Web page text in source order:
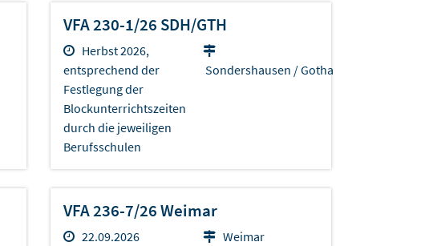
VFA 230-1/26 SDH/GTH
Herbst 2026,
entsprechend der
Festlegung der
Blockunterrichtszeiten
durch die jeweiligen
Berufsschulen
Sondershausen / Gotha
VFA 236-7/26 Weimar
22.09.2026 Weimar